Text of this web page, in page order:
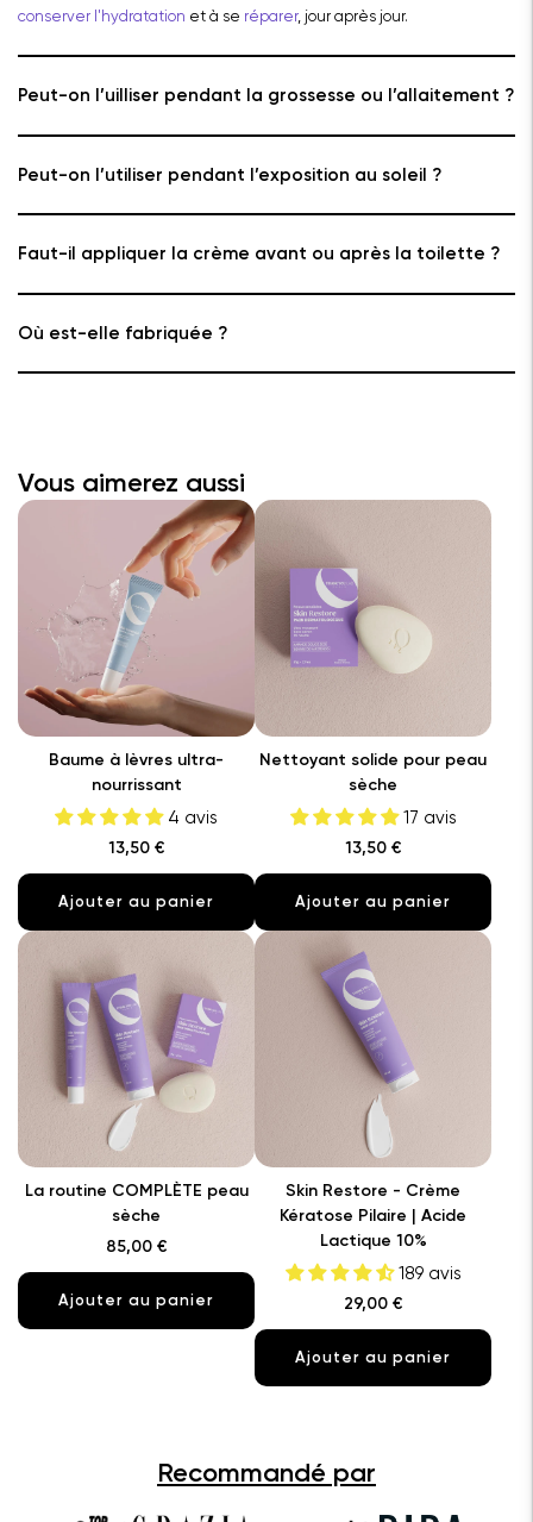
conserver l'hydratation et à se réparer, jour après jour.
Peut-on l’uilliser pendant la grossesse ou l’allaitement ?
Peut-on l’utiliser pendant l’exposition au soleil ?
Faut-il appliquer la crème avant ou après la toilette ?
Où est-elle fabriquée ?
Vous aimerez aussi
Baume à lèvres ultra-
nourrissant
4 avis
13,50 €
Ajouter au panier
Nettoyant solide pour peau
sèche
17 avis
13,50 €
Ajouter au panier
La routine COMPLÈTE peau
sèche
85,00 €
Ajouter au panier
Skin Restore - Crème
Kératose Pilaire | Acide
Lactique 10%
189 avis
29,00 €
Ajouter au panier
Recommandé par